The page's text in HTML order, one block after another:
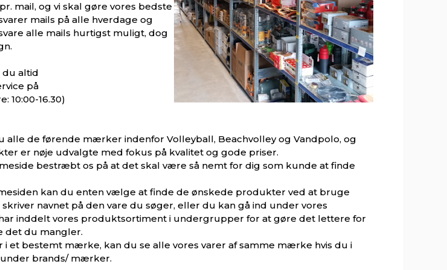
mail, og vi skal gøre vores bedste
mails på alle hverdage og
alle mails hurtigst muligt, dog
du altid
på
10:00-16.30)
alle de førende mærker indenfor Volleyball, Beachvolley og Vandpolo, og
er nøje udvalgte med fokus på kvalitet og gode priser.
bestræbt os på at det skal være så nemt for dig som kunde at finde
kan du enten vælge at finde de ønskede produkter ved at bruge
navnet på den vare du søger, eller du kan gå ind under vores
inddelt vores produktsortiment i undergrupper for at gøre det lettere for
det du mangler.
et bestemt mærke, kan du se alle vores varer af samme mærke hvis du i
brands/ mærker.